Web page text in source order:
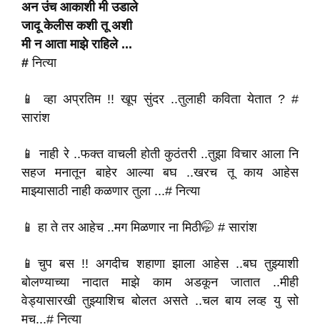
अन उंच आकाशी मी उडाले
जादू केलीस कशी तू अशी
मी न आता माझे राहिले ...
# नित्या
📱 व्हा अप्रतिम !! खूप सुंदर ..तुलाही कविता येतात ? #
सारांश
📱 नाही रे ..फक्त वाचली होती कुठंतरी ..तुझा विचार आला नि
सहज मनातून बाहेर आल्या बघ ..खरच तू काय आहेस
माझ्यासाठी नाही कळणार तुला ...# नित्या
📱 हा ते तर आहेच ..मग मिळणार ना मिठी🤭 # सारांश
📱चुप बस !! अगदीच शहाणा झाला आहेस ..बघ तुझ्याशी
बोलण्याच्या नादात माझे काम अडकून जातात ..मीही
वेड्यासारखी तुझ्याशिच बोलत असते ..चल बाय लव्ह यु सो
मच...# नित्या